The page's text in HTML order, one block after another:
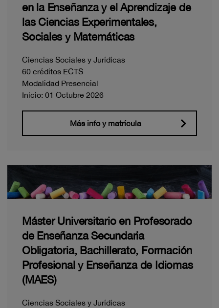
en la Enseñanza y el Aprendizaje de
las Ciencias Experimentales,
Sociales y Matemáticas
Ciencias Sociales y Jurídicas
60 créditos ECTS
Modalidad Presencial
Inicio: 01 Octubre 2026
Más info y matrícula
Máster Universitario en Profesorado
de Enseñanza Secundaria
Obligatoria, Bachillerato, Formación
Profesional y Enseñanza de Idiomas
(MAES)
Ciencias Sociales y Jurídicas